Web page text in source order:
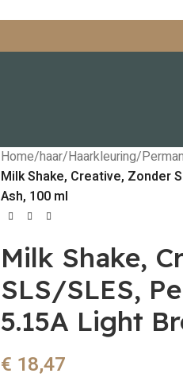
Home/haar/Haarkleuring/
Milk Shake, Creative, Zonder
Ash, 100 ml
Milk Shake,
SLS/SLES,
5.15A Light
€ 18,47